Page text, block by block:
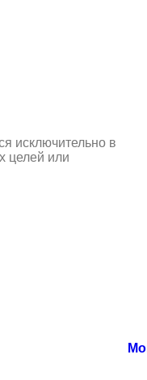
исключительно в
целей или